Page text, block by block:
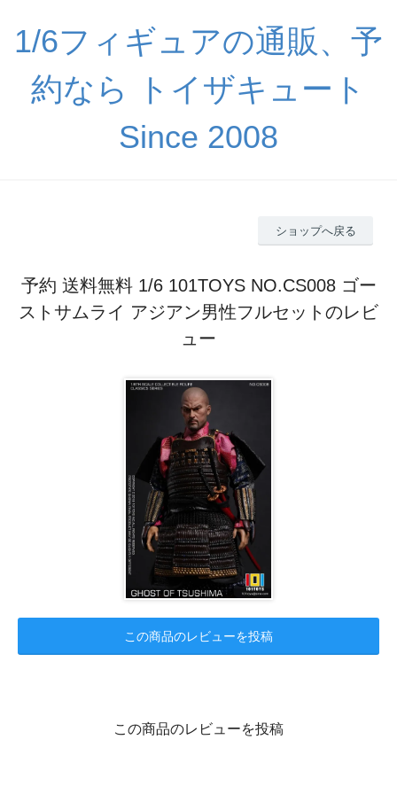
1/6フィギュアの通販、予
約なら トイザキュート
Since 2008
ショップへ戻る
予約 送料無料 1/6 101TOYS NO.CS008 ゴー
ストサムライ アジアン男性フルセットのレビ
ュー
この商品のレビューを投稿
この商品のレビューを投稿